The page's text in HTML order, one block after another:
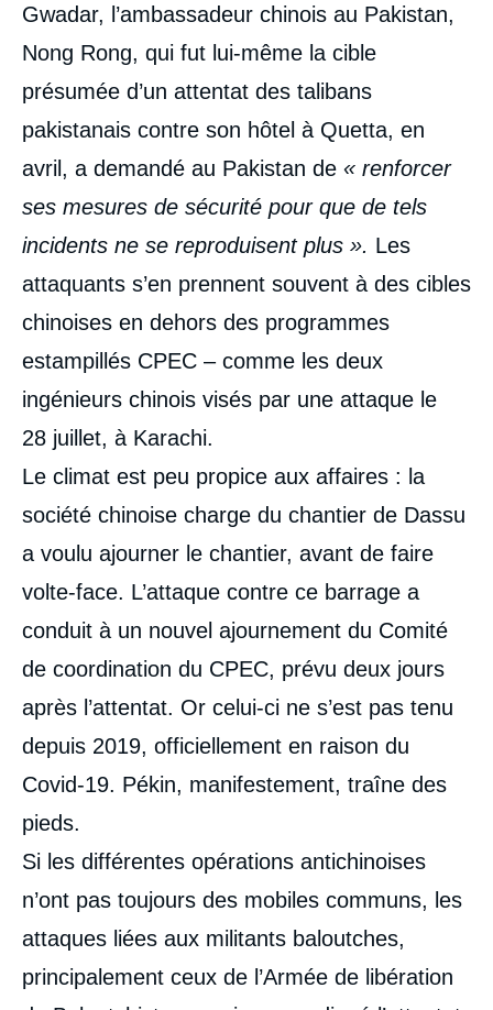
Gwadar, l’ambassadeur chinois au Pakistan,
Nong Rong, qui fut lui-même la cible
présumée d’un attentat des talibans
pakistanais contre son hôtel à Quetta, en
avril, a demandé au Pakistan de « renforcer
ses mesures de sécurité pour que de tels
incidents ne se reproduisent plus ». Les
attaquants s’en prennent souvent à des cibles
chinoises en dehors des programmes
estampillés CPEC – comme les deux
ingénieurs chinois visés par une attaque le
28 juillet, à Karachi.
Le climat est peu propice aux affaires : la
société chinoise charge du chantier de Dassu
a voulu ajourner le chantier, avant de faire
volte-face. L’attaque contre ce barrage a
conduit à un nouvel ajournement du Comité
de coordination du CPEC, prévu deux jours
après l’attentat. Or celui-ci ne s’est pas tenu
depuis 2019, officiellement en raison du
Covid-19. Pékin, manifestement, traîne des
pieds.
Si les différentes opérations antichinoises
n’ont pas toujours des mobiles communs, les
attaques liées aux militants baloutches,
principalement ceux de l’Armée de libération